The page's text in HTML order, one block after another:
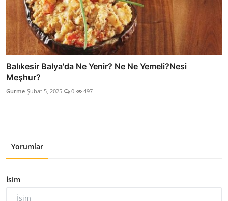
Balıkesir Balya'da Ne Yenir? Ne Ne Yemeli?Nesi
Meşhur?
Gurme Şubat 5, 2025 0 497
Yorumlar
İsim